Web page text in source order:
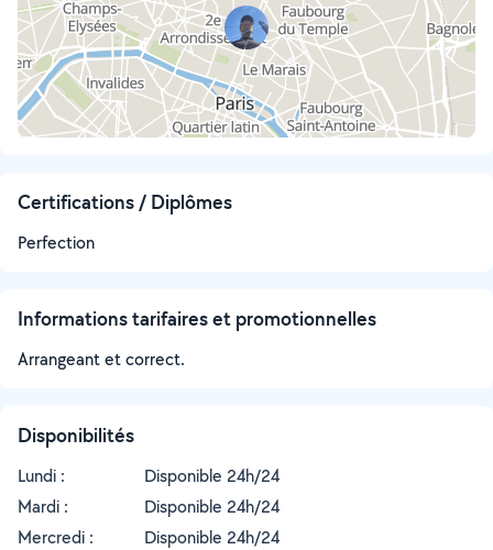
Certifications / Diplômes
Perfection
Informations tarifaires et promotionnelles
Arrangeant et correct.
Disponibilités
Lundi :
Disponible 24h/24
Mardi :
Disponible 24h/24
Mercredi :
Disponible 24h/24